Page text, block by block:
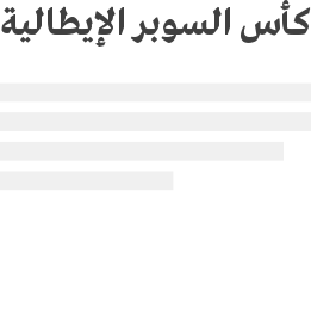
كأس السوبر الإيطالية